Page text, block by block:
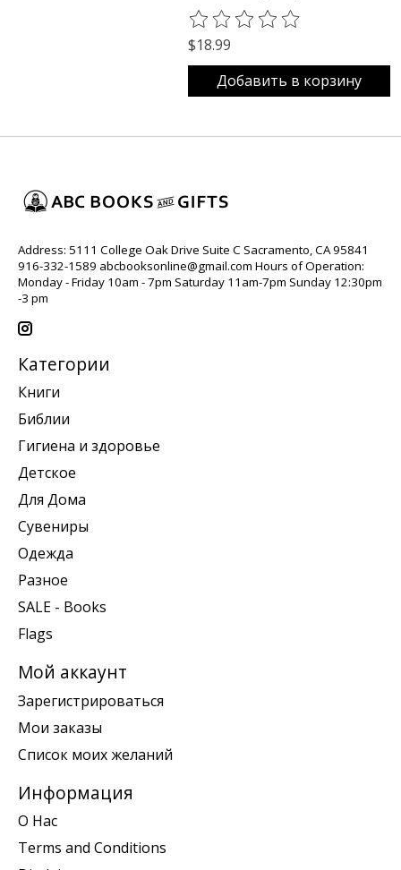
The rating of this product is
$18.99
Добавить в корзину
Address: 5111 College Oak Drive Suite C Sacramento, CA 95841
916-332-1589 abcbooksonline@gmail.com Hours of Operation:
Monday - Friday 10am - 7pm Saturday 11am-7pm Sunday 12:30pm
-3 pm
Категории
Книги
Библии
Гигиена и здоровье
Детское
Для Дома
Сувениры
Одежда
Разное
SALE - Books
Flags
Мой аккаунт
Зарегистрироваться
Мои заказы
Список моих желаний
Информация
О Нас
Terms and Conditions